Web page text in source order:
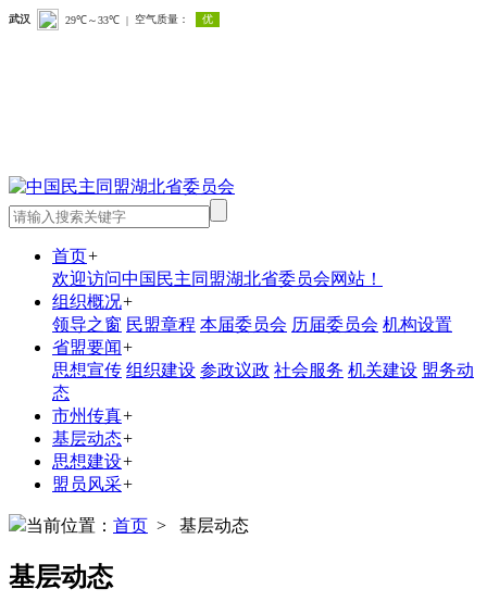
首页+
欢迎访问中国民主同盟湖北省委员会网站！
组织概况+
领导之窗 民盟章程 本届委员会 历届委员会 机构设置
省盟要闻+
思想宣传 组织建设 参政议政 社会服务 机关建设 盟务动
态
市州传真+
基层动态+
思想建设+
盟员风采+
当前位置： 首页 > 基层动态
基层动态